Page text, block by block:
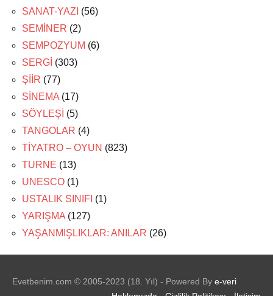
SANAT-YAZI (56)
SEMİNER (2)
SEMPOZYUM (6)
SERGİ (303)
ŞİİR (77)
SİNEMA (17)
SÖYLEŞİ (5)
TANGOLAR (4)
TİYATRO – OYUN (823)
TURNE (13)
UNESCO (1)
USTALIK SINIFI (1)
YARIŞMA (127)
YAŞANMIŞLIKLAR: ANILAR (26)
Evetbenim.com © 2005-2023 (18. Yıl) - Powered By e-veri